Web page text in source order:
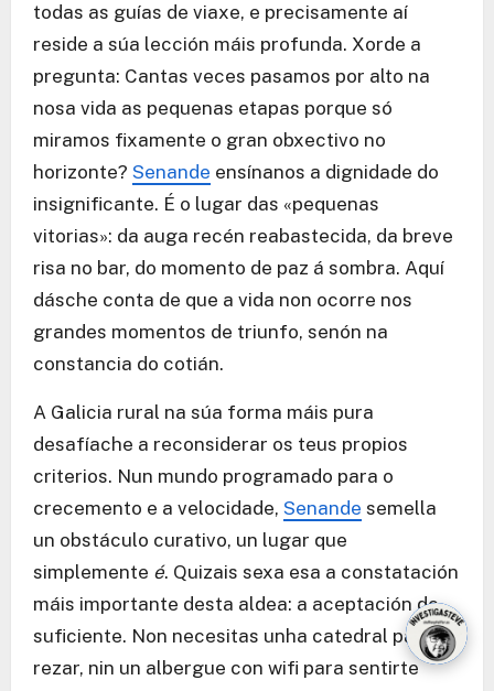
todas as guías de viaxe, e precisamente aí
reside a súa lección máis profunda. Xorde a
pregunta: Cantas veces pasamos por alto na
nosa vida as pequenas etapas porque só
miramos fixamente o gran obxectivo no
horizonte? Senande ensínanos a dignidade do
insignificante. É o lugar das «pequenas
vitorias»: da auga recén reabastecida, da breve
risa no bar, do momento de paz á sombra. Aquí
dásche conta de que a vida non ocorre nos
grandes momentos de triunfo, senón na
constancia do cotián.
A Galicia rural na súa forma máis pura
desafíache a reconsiderar os teus propios
criterios. Nun mundo programado para o
crecemento e a velocidade, Senande semella
un obstáculo curativo, un lugar que
simplemente é. Quizais sexa esa a constatación
máis importante desta aldea: a aceptación do
suficiente. Non necesitas unha catedral para
rezar, nin un albergue con wifi para sentirte